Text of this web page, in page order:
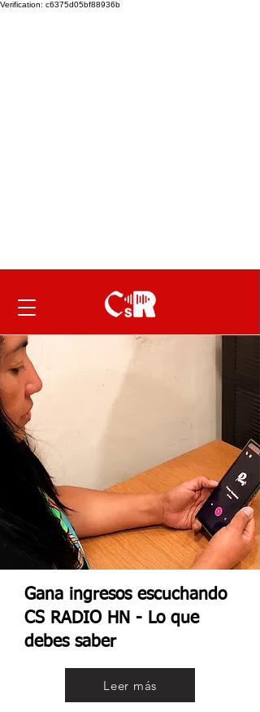
Verification: c6375d05bf88936b
Gana ingresos escuchando
CS RADIO HN - Lo que
debes saber
Leer más